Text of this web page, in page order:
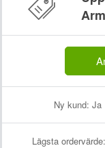
Ny kund: Ja
Lägsta ordervärde: